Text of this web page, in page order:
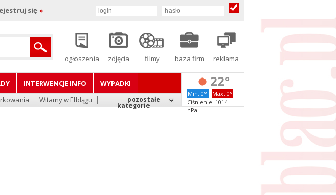
się »
ogłoszenia zdjęcia filmy baza firm reklama
INTERWENCJE INFO
WYPADKI
Witamy w Elblągu pozostałe
kategorie
22°
Min. 0°
Max. 0°
Ciśnienie: 1014
hPa